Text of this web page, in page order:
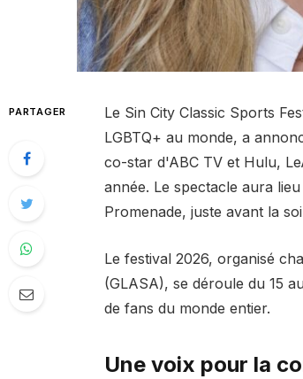
PARTAGER
Le Sin City Classic Sports
LGBTQ+ au monde, a
co-star d'ABC TV et Hulu,
année. Le spectacle aura
Promenade, juste avant la
Le festival 2026, organisé
(GLASA), se déroule du 15
de fans du monde entier.
Une voix pour la